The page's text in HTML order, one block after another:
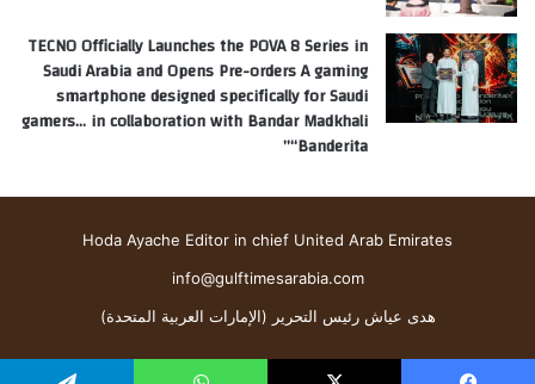
TECNO Officially Launches the POVA 8 Series in
Saudi Arabia and Opens Pre-orders A gaming
smartphone designed specifically for Saudi
gamers… in collaboration with Bandar Madkhali
“Banderita”
Hoda Ayache Editor in chief United Arab Emirates
info@gulftimesarabia.com
هدى عياش رئيس التحرير (الإمارات العربية المتحدة)